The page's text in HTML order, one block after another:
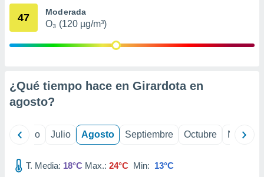
e
publicidad
1199
47 Moderada
O₃ (120 µg/m³)
¿Qué tiempo hace en Girardota en
agosto?
Junio Julio Agosto Septiembre Octubre
T. Media: 18°C Max.: 24°C Min: 13°C